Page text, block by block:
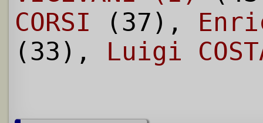
CORSI (37),
(33), Luigi